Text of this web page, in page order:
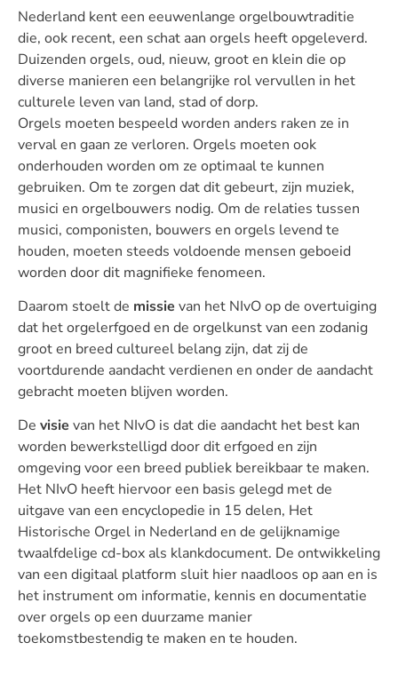
Nederland kent een eeuwenlange orgelbouwtraditie
die, ook recent, een schat aan orgels heeft opgeleverd.
Duizenden orgels, oud, nieuw, groot en klein die op
diverse manieren een belangrijke rol vervullen in het
culturele leven van land, stad of dorp.
Orgels moeten bespeeld worden anders raken ze in
verval en gaan ze verloren. Orgels moeten ook
onderhouden worden om ze optimaal te kunnen
gebruiken. Om te zorgen dat dit gebeurt, zijn muziek,
musici en orgelbouwers nodig. Om de relaties tussen
musici, componisten, bouwers en orgels levend te
houden, moeten steeds voldoende mensen geboeid
worden door dit magnifieke fenomeen.
Daarom stoelt de missie van het NIvO op de overtuiging
dat het orgelerfgoed en de orgelkunst van een zodanig
groot en breed cultureel belang zijn, dat zij de
voortdurende aandacht verdienen en onder de aandacht
gebracht moeten blijven worden.
De visie van het NIvO is dat die aandacht het best kan
worden bewerkstelligd door dit erfgoed en zijn
omgeving voor een breed publiek bereikbaar te maken.
Het NIvO heeft hiervoor een basis gelegd met de
uitgave van een encyclopedie in 15 delen, Het
Historische Orgel in Nederland en de gelijknamige
twaalfdelige cd-box als klankdocument. De ontwikkeling
van een digitaal platform sluit hier naadloos op aan en is
het instrument om informatie, kennis en documentatie
over orgels op een duurzame manier
toekomstbestendig te maken en te houden.